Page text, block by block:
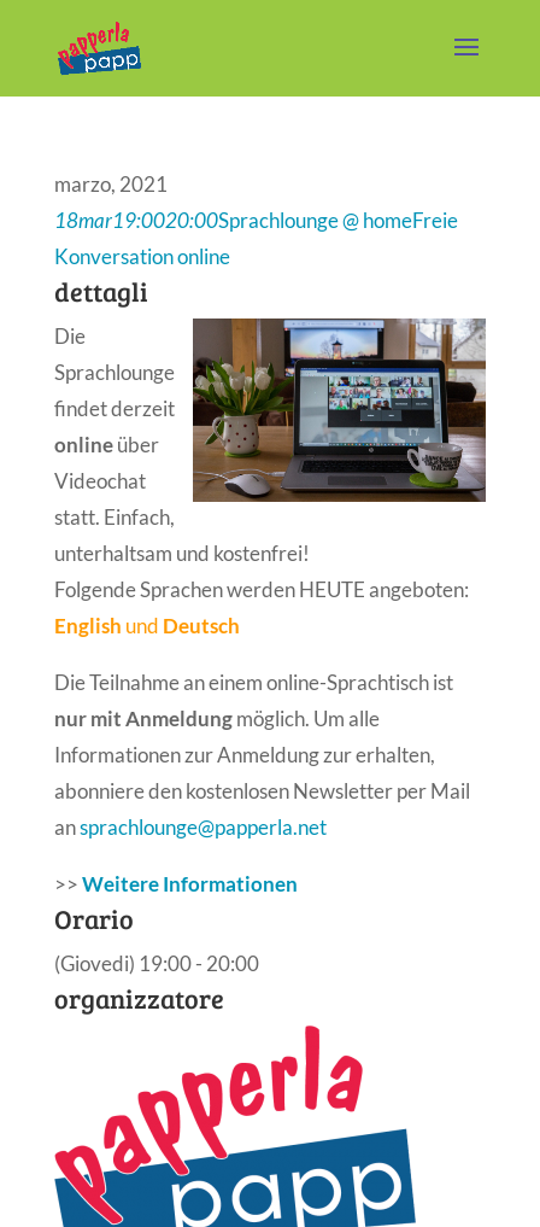
marzo, 2021
18mar19:0020:00Sprachlounge @ homeFreie
Konversation online
dettagli
Die
Sprachlounge
findet derzeit
onlineüber
Videochat
statt. Einfach,
unterhaltsam und kostenfrei!
Folgende Sprachen werden HEUTE angeboten:
English und Deutsch
Die Teilnahme an einem online-Sprachtisch ist
nur mit Anmeldungmöglich. Um alle
Informationen zur Anmeldung zur erhalten,
abonniere den kostenlosen Newsletter per Mail
ansprachlounge@papperla.net
>>Weitere Informationen
Orario
(Giovedi) 19:00 - 20:00
organizzatore